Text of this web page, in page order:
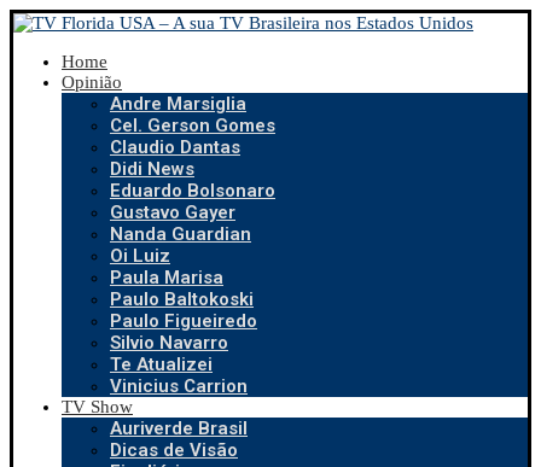
Home
Opinião
Andre Marsiglia
Cel. Gerson Gomes
Claudio Dantas
Didi News
Eduardo Bolsonaro
Gustavo Gayer
Nanda Guardian
Oi Luiz
Paula Marisa
Paulo Baltokoski
Paulo Figueiredo
Silvio Navarro
Te Atualizei
Vinicius Carrion
TV Show
Auriverde Brasil
Dicas de Visão